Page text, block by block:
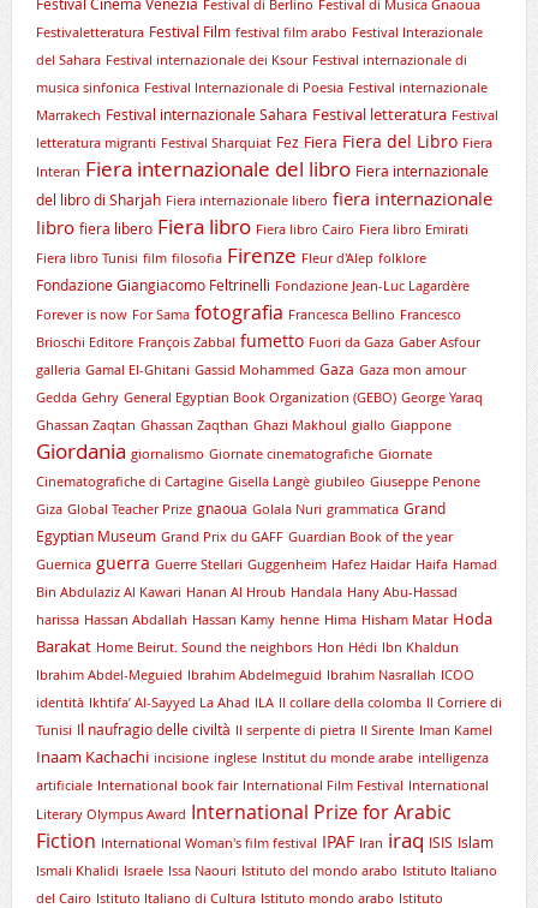
Festival di Berlino Festival di Musica Gnaoua
Festivaletteratura Festival Film festival film arabo Festival Interazionale
del Sahara Festival internazionale dei Ksour Festival internazionale di
musica sinfonica Festival Internazionale di Poesia Festival internazionale
Marrakech Festival internazionale Sahara Festival letteratura Festival
letteratura migranti Festival Sharquiat Fez Fiera Fiera del Libro Fiera
Interan Fiera internazionale del libro Fiera internazionale
del libro di Sharjah Fiera internazionale libero fiera internazionale
libro fiera libero Fiera libro Fiera libro Cairo Fiera libro Emirati
Fiera libro Tunisi film filosofia Firenze Fleur d'Alep folklore
Fondazione Giangiacomo Feltrinelli Fondazione Jean-Luc Lagardère
Forever is now For Sama fotografia Francesca Bellino Francesco
Brioschi Editore François Zabbal fumetto Fuori da Gaza Gaber Asfour
galleria Gamal El-Ghitani Gassid Mohammed Gaza Gaza mon amour
Gedda Gehry General Egyptian Book Organization (GEBO) George Yaraq
Ghassan Zaqtan Ghassan Zaqthan Ghazi Makhoul giallo Giappone
Giordania giornalismo Giornate cinematografiche Giornate
Cinematografiche di Cartagine Gisella Langè giubileo Giuseppe Penone
Giza Global Teacher Prize gnaoua Golala Nuri grammatica Grand
Egyptian Museum Grand Prix du GAFF Guardian Book of the year
Guernica guerra Guerre Stellari Guggenheim Hafez Haidar Haifa Hamad
Bin Abdulaziz Al Kawari Hanan Al Hroub Handala Hany Abu-Hassad
harissa Hassan Abdallah Hassan Kamy henne Hima Hisham Matar Hoda
Barakat Home Beirut. Sound the neighbors Hon Hédi Ibn Khaldun
Ibrahim Abdel-Meguied Ibrahim Abdelmeguid Ibrahim Nasrallah ICOO
identità Ikhtifa’ Al-Sayyed La Ahad ILA Il collare della colomba Il Corriere di
Tunisi Il naufragio delle civiltà Il serpente di pietra Il Sirente Iman Kamel
Inaam Kachachi incisione inglese Institut du monde arabe intelligenza
artificiale International book fair International Film Festival International
Literary Olympus Award International Prize for Arabic
Fiction International Woman's film festival IPAF Iran iraq ISIS Islam
Ismali Khalidi Israele Issa Naouri Istituto del mondo arabo Istituto Italiano
del Cairo Istituto Italiano di Cultura Istituto mondo arabo Istituto